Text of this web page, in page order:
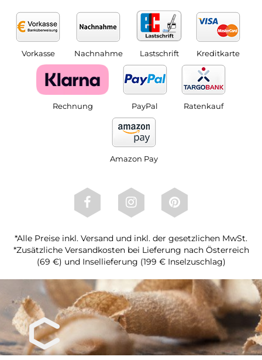
Vorkasse Nachnahme Lastschrift Kreditkarte
Rechnung PayPal Ratenkauf
Amazon Pay
*Alle Preise inkl. Versand und inkl. der gesetzlichen MwSt.
*Zusätzliche Versandkosten bei Lieferung nach Österreich
(69 €) und Insellieferung (199 € Inselzuschlag)